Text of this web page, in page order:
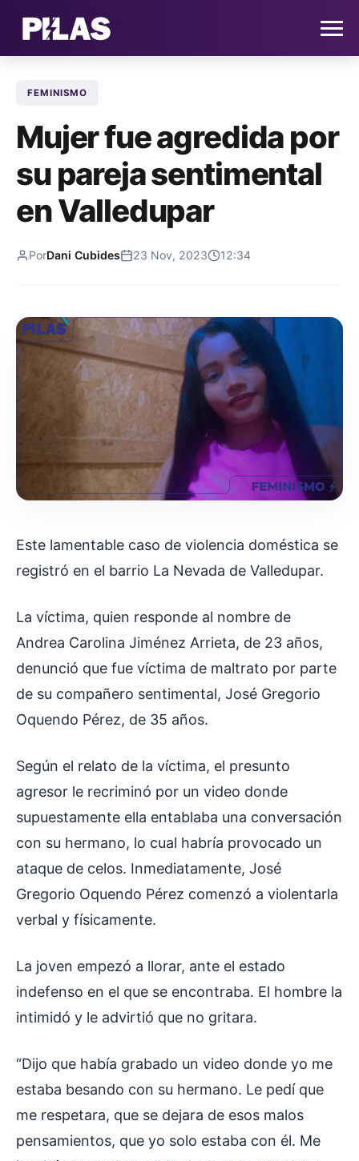
NOTICIAS
QUIÉNES SOMOS
CONTACTO
FEMINISMO
Mujer fue agredida por
su pareja sentimental
en Valledupar
PorDani Cubides 23 Nov, 2023 12:34
Este lamentable caso de violencia doméstica se
registró en el barrio La Nevada de Valledupar.
La víctima, quien responde al nombre de
Andrea Carolina Jiménez Arrieta, de 23 años,
denunció que fue víctima de maltrato por parte
de su compañero sentimental, José Gregorio
Oquendo Pérez, de 35 años.
Según el relato de la víctima, el presunto
agresor le recriminó por un video donde
supuestamente ella entablaba una conversación
con su hermano, lo cual habría provocado un
ataque de celos. Inmediatamente, José
Gregorio Oquendo Pérez comenzó a violentarla
verbal y físicamente.
La joven empezó a llorar, ante el estado
indefenso en el que se encontraba. El hombre la
intimidó y le advirtió que no gritara.
“Dijo que había grabado un video donde yo me
estaba besando con su hermano. Le pedí que
me respetara, que se dejara de esos malos
pensamientos, que yo solo estaba con él. Me